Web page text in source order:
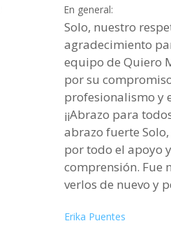
En general:
Solo, nuestro
agradecimiento
equipo de Quiero
por su
profesionalismo y
¡¡Abrazo para todos!! --
abrazo fuerte
por todo el apoyo y
comprensión. Fue
verlos de nuevo y
creativas.
Erika Puentes